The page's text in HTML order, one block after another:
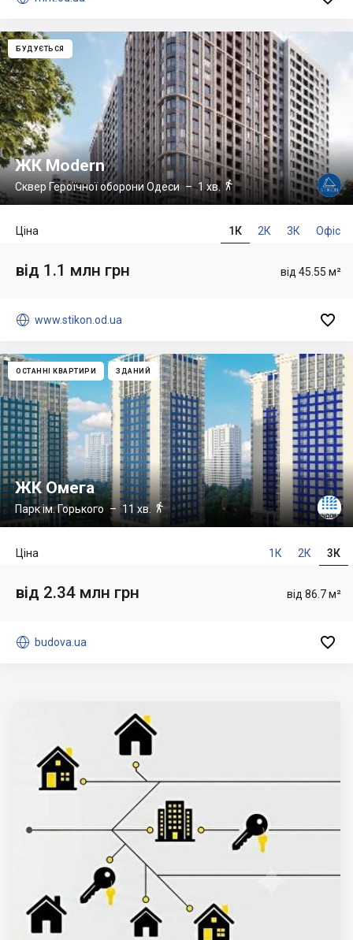
БУДУЄТЬСЯ
ЖК Modern
Сквер Героїчної оборони Одеси – 1 хв. 
1К 2К 3К Офіс
Ціна
від 45.55 м²
від 1.1 млн грн
 www.stikon.od.ua 
ОСТАННІ КВАРТИРИ ЗДАНИЙ
ЖК Омега
Парк ім. Горького – 11 хв.
1К 2К 3К
Ціна
від 86.7 м²
від 2.34 млн грн
 budova.ua 